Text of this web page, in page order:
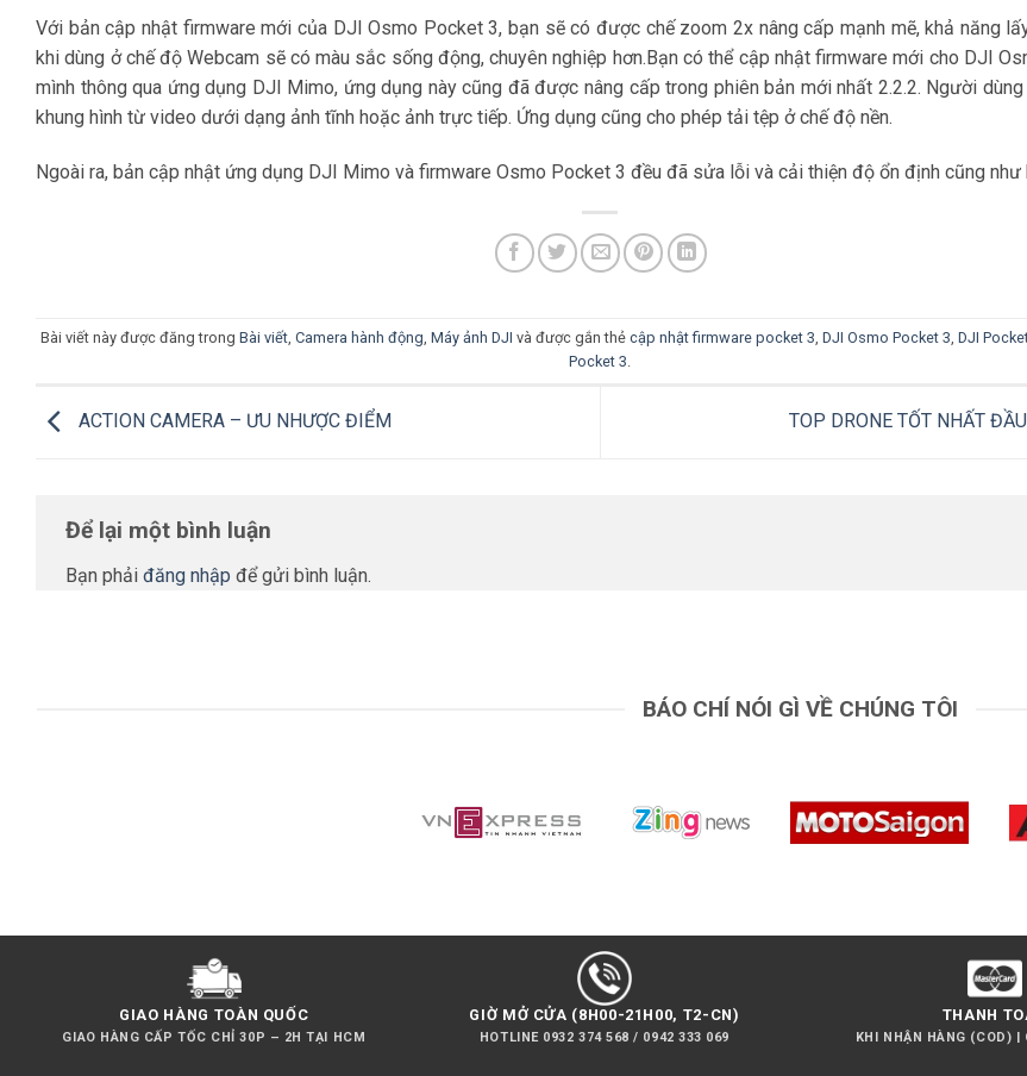
Với bản cập nhật firmware mới của DJI Osmo Pocket 3, bạn sẽ có được chế zoom 2x nâng cấp mạnh mẽ, khả năng
khi dùng ở chế độ Webcam sẽ có màu sắc sống động, chuyên nghiệp hơn.Bạn có thể cập nhật firmware mới cho DJI
mình thông qua ứng dụng DJI Mimo, ứng dụng này cũng đã được nâng cấp trong phiên bản mới nhất 2.2.2. Người
khung hình từ video dưới dạng ảnh tĩnh hoặc ảnh trực tiếp. Ứng dụng cũng cho phép tải tệp ở chế độ nền.
Ngoài ra, bản cập nhật ứng dụng DJI Mimo và firmware Osmo Pocket 3 đều đã sửa lỗi và cải thiện độ ổn định cũng như
Bài viết này được đăng trong Bài viết, Camera hành động Máy ảnh DJI và được gắn thẻ cập nhật firmware pocket 3 DJI Osmo Pocket 3 DJI
Pocket 3
ACTION CAMERA – ƯU NHƯỢC ĐIỂM TOP DRONE TỐT NHẤT
Để lại một bình luận
Bạn phải đăng nhập để gửi bình luận.
BÁO CHÍ NÓI GÌ VỀ CHÚNG TÔI
GIAO HÀNG TOÀN QUỐC
GIAO HÀNG CẤP TỐC CHỈ 30P – 2H TẠI HCM
GIỜ MỞ CỬA (8H00-21H00, T2-CN)
HOTLINE 0932 374 568 / 0942 333 069
THANH
KHI NHẬN HÀNG (COD) |